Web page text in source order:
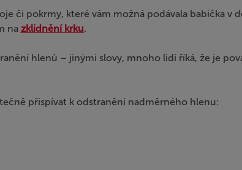
či pokrmy, které vám možná podávala babička v
na zklidnění krku.
hlenů – jinými slovy, mnoho lidí říká, že je
přispívat k odstranění nadměrného hlenu: